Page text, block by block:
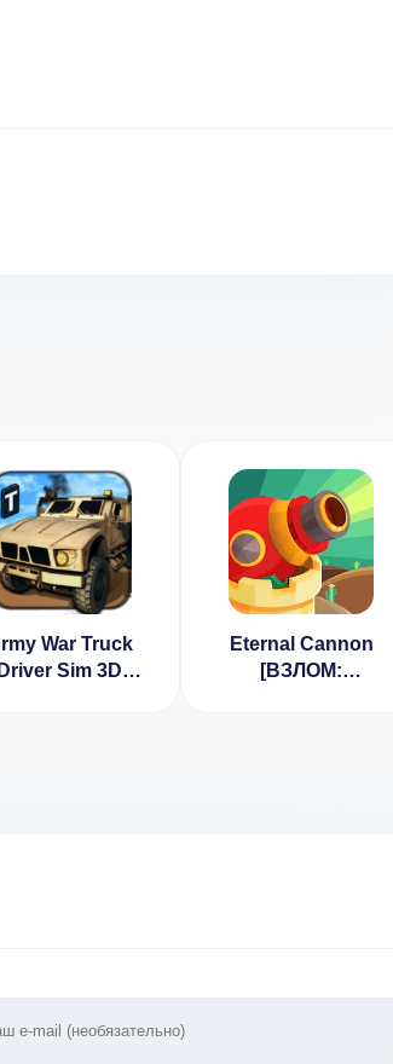
War Truck
Driver Sim 3D
Eternal Cannon
[ВЗЛОМ: